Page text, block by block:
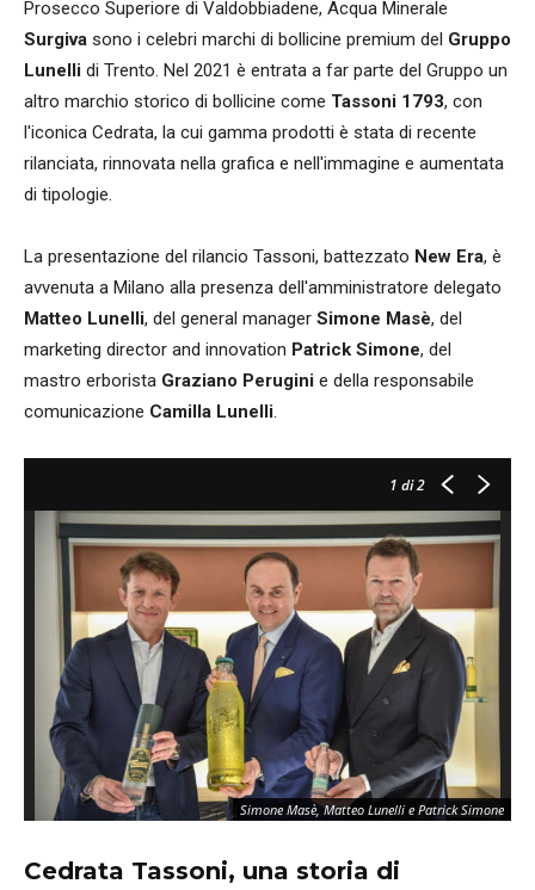
Prosecco Superiore di Valdobbiadene, Acqua Minerale
Surgiva sono i celebri marchi di bollicine premium del Gruppo
Lunelli di Trento. Nel 2021 è entrata a far parte del Gruppo un
altro marchio storico di bollicine come Tassoni 1793, con
l'iconica Cedrata, la cui gamma prodotti è stata di recente
rilanciata, rinnovata nella grafica e nell'immagine e aumentata
di tipologie.
La presentazione del rilancio Tassoni, battezzato New Era, è
avvenuta a Milano alla presenza dell'amministratore delegato
Matteo Lunelli, del general manager Simone Masè, del
marketing director and innovation Patrick Simone, del
mastro erborista Graziano Perugini e della responsabile
comunicazione Camilla Lunelli.
1 di 2
Simone Masè, Matteo Lunelli e Patrick Simone
Cedrata Tassoni, una storia di